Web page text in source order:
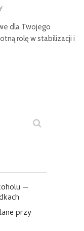
dla Twojego
rolę w stabilizacji i
—
przy